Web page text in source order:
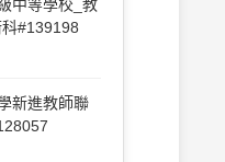
中等學校_教
#139198
新進教師聯